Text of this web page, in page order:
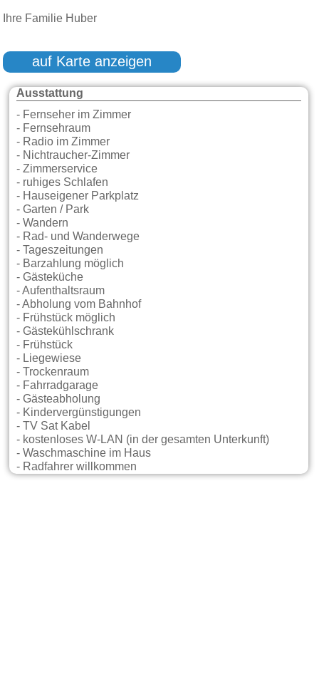
Ihre Familie Huber
auf Karte anzeigen
Ausstattung
- Fernseher im Zimmer
- Fernsehraum
- Radio im Zimmer
- Nichtraucher-Zimmer
- Zimmerservice
- ruhiges Schlafen
- Hauseigener Parkplatz
- Garten / Park
- Wandern
- Rad- und Wanderwege
- Tageszeitungen
- Barzahlung möglich
- Gästeküche
- Aufenthaltsraum
- Abholung vom Bahnhof
- Frühstück möglich
- Gästekühlschrank
- Frühstück
- Liegewiese
- Trockenraum
- Fahrradgarage
- Gästeabholung
- Kindervergünstigungen
- TV Sat Kabel
- kostenloses W-LAN (in der gesamten Unterkunft)
- Waschmaschine im Haus
- Radfahrer willkommen